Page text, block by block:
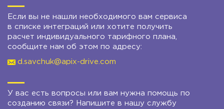
Если вы не нашли необходимого вам сервиса
в списке интеграций или хотите получить
расчет индивидуального тарифного плана,
сообщите нам об этом по адресу:
d.savchuk@apix-drive.com
У вас есть вопросы или вам нужна помощь по
созданию связи? Напишите в нашу службу